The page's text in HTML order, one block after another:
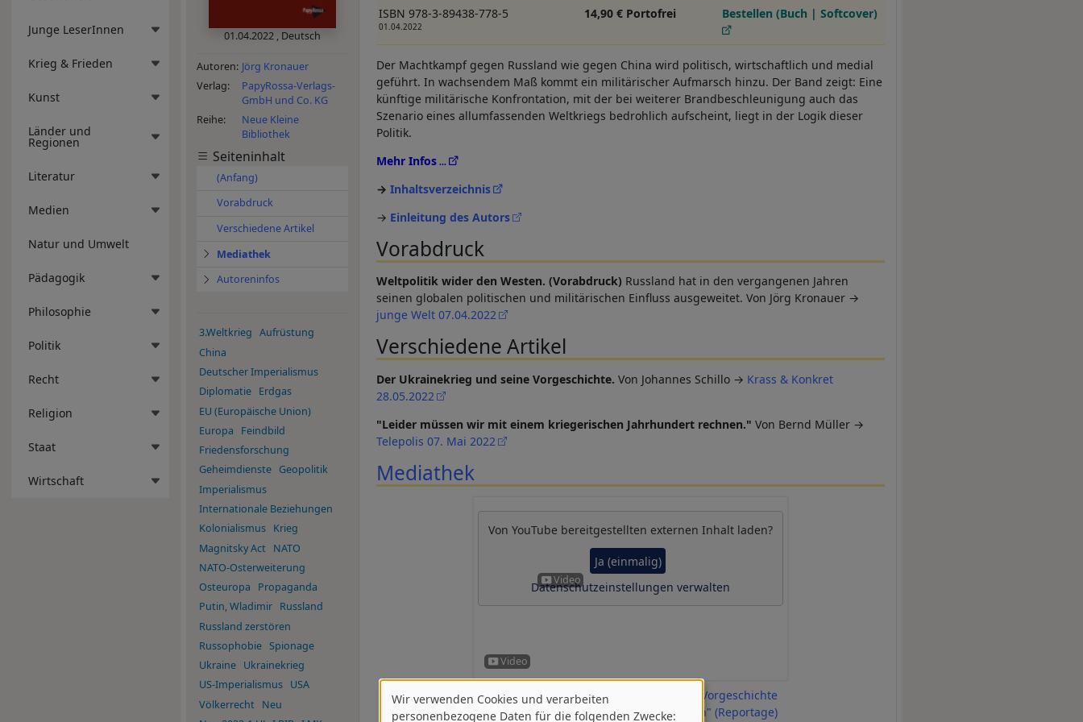
Junge LeserInnen
Krieg & Frieden
Kunst
Länder und
Regionen
Literatur
Medien
Natur und Umwelt
Pädagogik
Philosophie
Politik
Recht
Religion
Staat
Wirtschaft
01.04.2022 , Deutsch
Autoren Jörg Kronauer
Verlag
PapyRossa-Verlags-
GmbH und Co. KG
Reihe
Neue Kleine
Bibliothek
Seiteninhalt
(Anfang)
Vorabdruck
Verschiedene Artikel
Mediathek
Autoreninfos
3.Weltkrieg Aufrüstung
China
Deutscher Imperialismus
Diplomatie
Erdgas
EU (Europäische Union)
Europa
Feindbild
Friedensforschung
Geheimdienste Geopolitik
Imperialismus
Internationale Beziehungen
Kolonialismus
Krieg
Magnitsky Act
NATO
NATO-Osterweiterung
Osteuropa
Propaganda
Putin, Wladimir
Russland
Russland zerstören
Russophobie Spionage
Ukraine
Ukrainekrieg
US-Imperialismus
USA
Völkerrecht
Neu
ISBN 978-3-89438-778-5
01.04.2022
14,90 € Portofrei Bestellen (Buch | Softcover)
Der Machtkampf gegen Russland wie gegen China wird politisch, wirtschaftlich und medial
geführt. In wachsendem Maß kommt ein militärischer Aufmarsch hinzu. Der Band zeigt: Eine
künftige militärische Konfrontation, mit der bei weiterer Brandbeschleunigung auch das
Szenario eines allumfassenden Weltkriegs bedrohlich aufscheint, liegt in der Logik dieser
Politik.
Mehr Infos
Inhaltsverzeichnis
→ Einleitung des Autors
Vorabdruck
Weltpolitik wider den Westen. (Vorabdruck) Russland hat in den vergangenen Jahren
seinen globalen politischen und militärischen Einfluss ausgeweitet. Von Jörg Kronauer →
junge Welt 07.04.2022
Verschiedene Artikel
Der Ukrainekrieg und seine Vorgeschichte. Von Johannes Schillo → Krass & Konkret
28.05.2022
"Leider müssen wir mit einem kriegerischen Jahrhundert rechnen." Von Bernd Müller →
Telepolis 07. Mai 2022
Mediathek
Von YouTube bereitgestellten externen Inhalt laden?
Ja (einmalig)
Datenschutzeinstellungen verwalten
JÖRG KRONAUER im MEZ: "Aufmarsch – Vorgeschichte
zum Krieg Russland, China & der Westen" (Reportage)
Verwendung
Wir verwenden Cookies und verarbeiten
personenbezogene Daten für die folgenden Zwecke: